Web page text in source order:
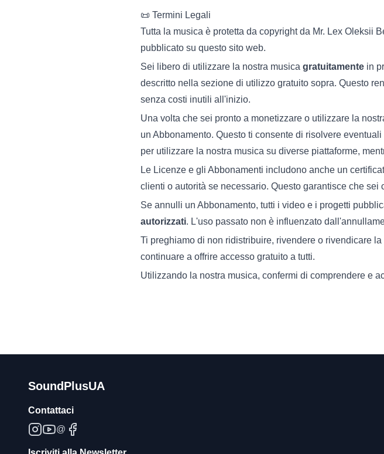
📜 Termini Legali
Tutta la musica è protetta da copyright da Mr. Lex Oleksii
pubblicato su questo sito web.
Sei libero di utilizzare la nostra musica gratuitamente in
descritto nella sezione di utilizzo gratuito sopra. Questo
senza costi inutili all'inizio.
Una volta che sei pronto a monetizzare o utilizzare la
un Abbonamento. Questo ti consente di risolvere
per utilizzare la nostra musica su diverse piattaforme,
Le Licenze e gli Abbonamenti includono anche un
clienti o autorità se necessario. Questo garantisce che
Se annulli un Abbonamento, tutti i video e i progetti
autorizzati. L'uso passato non è influenzato
Ti preghiamo di non ridistribuire, rivendere o rivendicare
continuare a offrire accesso gratuito a tutti.
Utilizzando la nostra musica, confermi di comprendere e
SoundPlusUA
Contattaci
@